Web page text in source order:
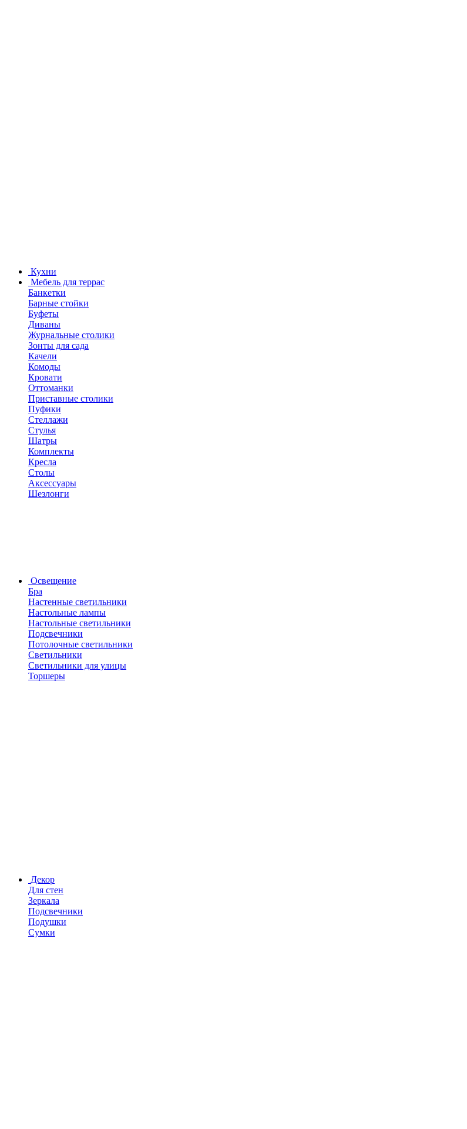
Кухни
Мебель для террас
Банкетки
Барные стойки
Буфеты
Диваны
Журнальные столики
Зонты для сада
Качели
Комоды
Кровати
Оттоманки
Приставные столики
Пуфики
Стеллажи
Стулья
Шатры
Комплекты
Кресла
Столы
Аксессуары
Шезлонги
Освещение
Бра
Настенные светильники
Настольные лампы
Настольные светильники
Подсвечники
Потолочные светильники
Светильники
Светильники для улицы
Торшеры
Декор
Для стен
Зеркала
Подсвечники
Подушки
Сумки